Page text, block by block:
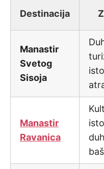
Destinacija
Manastir
Svetog
Sisoja
Manastir
Ravanica